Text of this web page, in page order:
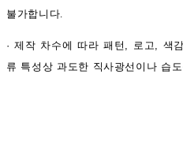
불가합니다.
· 제작 차수에 따라 패턴, 로고, 색
류 특성상 과도한 직사광선이나 습